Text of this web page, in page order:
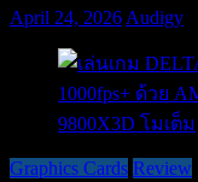
April 24, 2026 Audigy
Graphics Cards Review